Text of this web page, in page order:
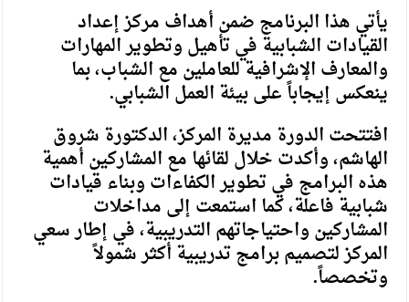
القاضي محمود أحمد فريحات.. مبارك ومزيدا من التوفيق
يأتي هذا البرنامج ضمن أهداف مركز إعداد
القيادات الشبابية في تأهيل وتطوير المهارات
والمعارف الإشرافية للعاملين مع الشباب، بما
ينعكس إيجاباً على بيئة العمل الشبابي.
افتتحت الدورة مديرة المركز، الدكتورة شروق
الهاشم، وأكدت خلال لقائها مع المشاركين أهمية
هذه البرامج في تطوير الكفاءات وبناء قيادات
شبابية فاعلة، كما استمعت إلى مداخلات
المشاركين واحتياجاتهم التدريبية، في إطار سعي
المركز لتصميم برامج تدريبية أكثر شمولاً
وتخصصاً.